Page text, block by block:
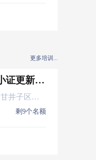
更多培训...
2026年8月29日 小证更新 Z01Z02Z04
大连职业技术学院（甘井子区大连北站）
剩9个名额